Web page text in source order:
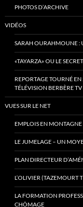
PHOTOS D’ARCHIVE
VIDÉOS
SARAH OURAHMOUNE :
«TAYARZA» OU LE
REPORTAGE TOURNÉ
TÉLÉVISION BERBÈRE TV
VUES SUR LE NET
EMPLOIS EN MONTAGNE
LE JUMELAGE – UN
PLAN DIRECTEUR
L’OLIVIER (TAZEMOURT
LA FORMATION
CHÔMAGE